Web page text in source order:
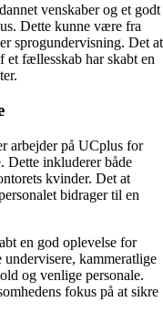
venskaber og et godt
Dette kunne være fra
sprogundervisning. Det at
et fællesskab har skabt en
arbejder på UCplus for
Dette inkluderer både
kvinder. Det at
bidrager til en
en god oplevelse for
undervisere, kammeratlige
og venlige personale.
fokus på at sikre